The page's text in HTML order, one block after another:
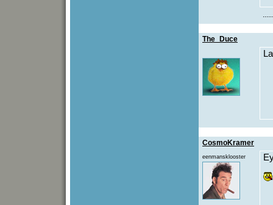
The_Duce
CosmoKramer
eenmansklooster